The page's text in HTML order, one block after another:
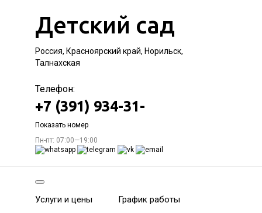
Детский сад
Россия, Красноярский край, Норильск,
Талнахская
Телефон:
+7 (391) 934-31-
Показать номер
Пн-пт: 07:00—19:00
Услуги и цены График работы